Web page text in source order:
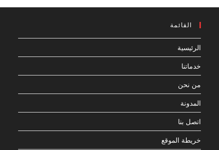
القائمة
الرئيسية
خدماتنا
من نحن
المدونة
اتصل بنا
خريطة الموقع